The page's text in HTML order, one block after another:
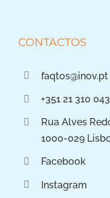
CONTACTOS
faqtos@inov.pt
+351 21 310
Rua Alves
1000-029
Facebook
Instagram